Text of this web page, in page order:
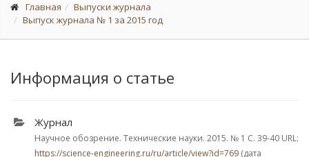
Главная
Выпуски журнала
Выпуск журнала № 1 за 2015 год
Информация о статье
Журнал
Научное обозрение. Технические науки. 2015. № 1 С. 39-40 URL:
https://science-engineering.ru/ru/article/view?id=769 (дата